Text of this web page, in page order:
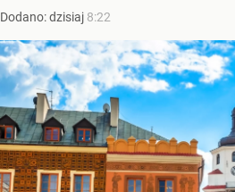
Dodano:dzisiaj 8:22